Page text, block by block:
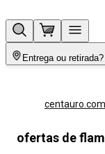
Entrega ou retirada?
ofertas de